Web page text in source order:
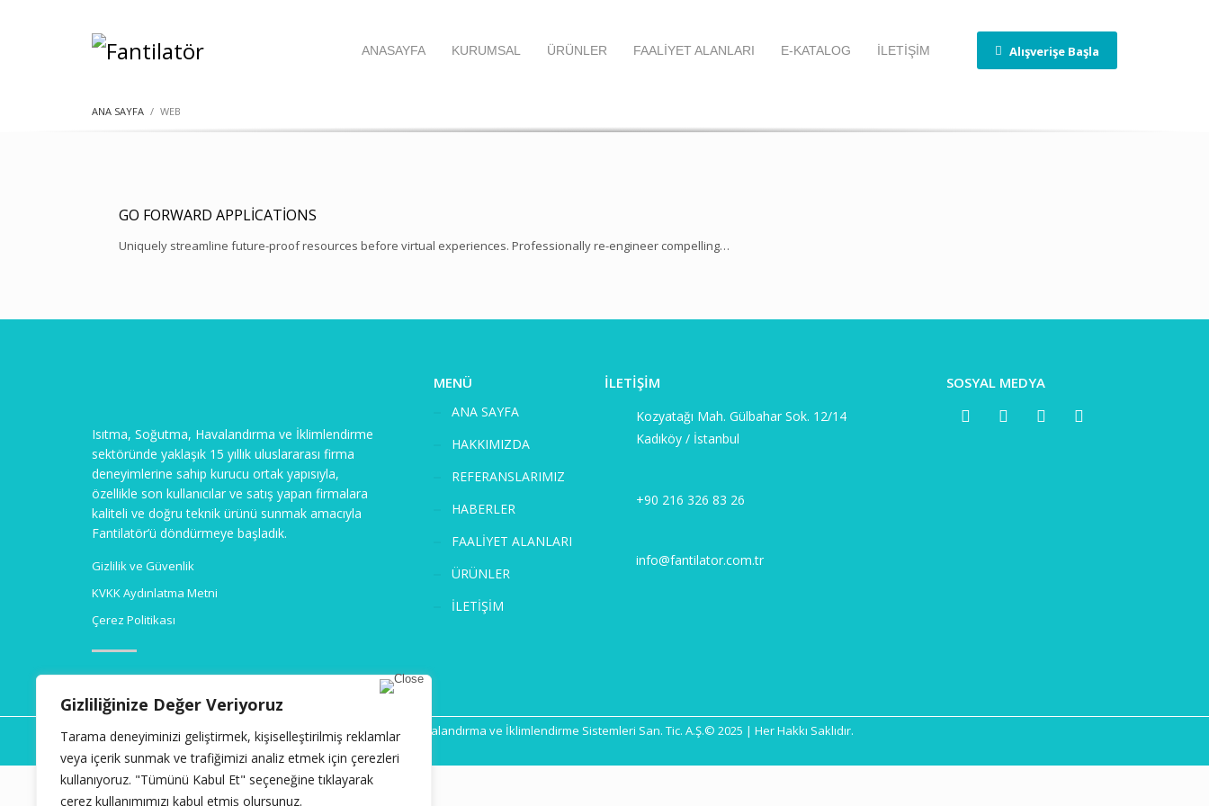
Gizliliğinize Değer Veriyoruz
Tarama deneyiminizi geliştirmek, kişiselleştirilmiş reklamlar
veya içerik sunmak ve trafiğimizi analiz etmek için çerezleri
kullanıyoruz. "Tümünü Kabul Et" seçeneğine tıklayarak
çerez kullanımımızı kabul etmiş olursunuz.
ANASAYFA KURUMSAL ÜRÜNLER FAALİYET ALANLARI E-KATALOG İLETİŞİM Alışverişe Başla
ANA SAYFA WEB
GO FORWARD APPLICATIONS
Uniquely streamline future-proof resources before virtual experiences. Professionally re-engineer compelling…
Isıtma, Soğutma, Havalandırma ve İklimlendirme
sektöründe yaklaşık 15 yıllık uluslararası firma
deneyimlerine sahip kurucu ortak yapısıyla,
özellikle son kullanıcılar ve satış yapan firmalara
kaliteli ve doğru teknik ürünü sunmak amacıyla
Fantilatör’ü döndürmeye başladık.
Gizlilik ve Güvenlik
KVKK Aydınlatma Metni
Çerez Politikası
MENÜ
ANA SAYFA
HAKKIMIZDA
REFERANSLARIMIZ
HABERLER
FAALİYET ALANLARI
ÜRÜNLER
İLETİŞİM
İLETİŞİM
Kozyatağı Mah. Gülbahar Sok. 12/14
Kadıköy / İstanbul
+90 216 326 83 26
info@fantilator.com.tr
SOSYAL MEDYA
Fantilatör Havalandırma ve İklimlendirme Sistemleri San. Tic. A.Ş.© 2025 | Her Hakkı Saklıdır.